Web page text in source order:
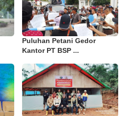
Puluhan Petani Gedor
Kantor PT BSP ...